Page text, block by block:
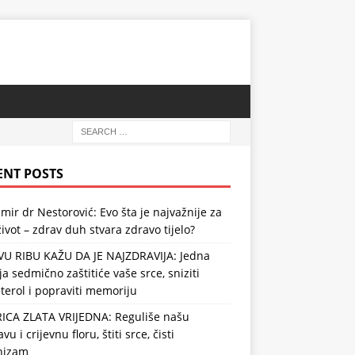
POSTS
dr Nestorović: Evo šta je najvažnije za
– zdrav duh stvara zdravo tijelo?
RIBU KAŽU DA JE NAJZDRAVIJA: Jedna
sedmično zaštitiće vaše srce, sniziti
i popraviti memoriju
ZLATA VRIJEDNA: Reguliše našu
i crijevnu floru, štiti srce, čisti